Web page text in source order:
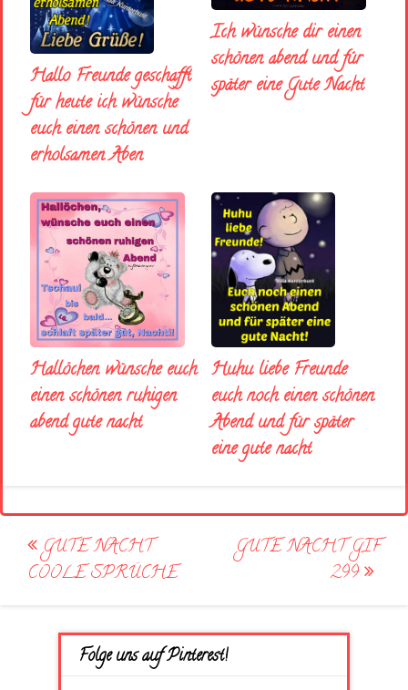
Hallo Freunde geschafft
für heute ich wünsche
euch einen schönen und
erholsamen Aben
Ich wünsche dir einen
schönen abend und fúr
später eine Gute Nacht
Hallöchen wünsche euch
einen schönen ruhigen
abend gute nacht
Huhu liebe Freunde
euch noch einen schönen
Abend und für später
eine gute nacht
Post
navigation
GUTE NACHT
COOLE SPRÜCHE
GUTE NACHT GIF
299
Folge uns auf Pinterest!